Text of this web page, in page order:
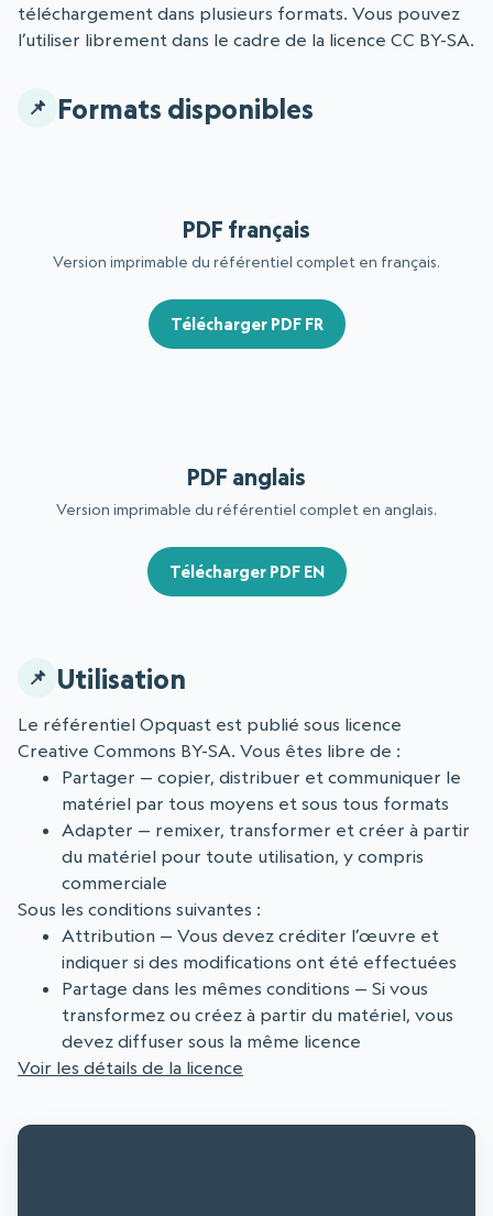
téléchargement dans plusieurs formats. Vous pouvez
l’utiliser librement dans le cadre de la licence CC BY-SA.
Formats disponibles
PDF français
Version imprimable du référentiel complet en français.
Télécharger PDF FR
PDF anglais
Version imprimable du référentiel complet en anglais.
Télécharger PDF EN
Utilisation
Le référentiel Opquast est publié sous licence
Creative Commons BY-SA. Vous êtes libre de :
Partager — copier, distribuer et communiquer le
matériel par tous moyens et sous tous formats
Adapter — remixer, transformer et créer à partir
du matériel pour toute utilisation, y compris
commerciale
Sous les conditions suivantes :
Attribution — Vous devez créditer l’œuvre et
indiquer si des modifications ont été effectuées
Partage dans les mêmes conditions — Si vous
transformez ou créez à partir du matériel, vous
devez diffuser sous la même licence
Voir les détails de la licence